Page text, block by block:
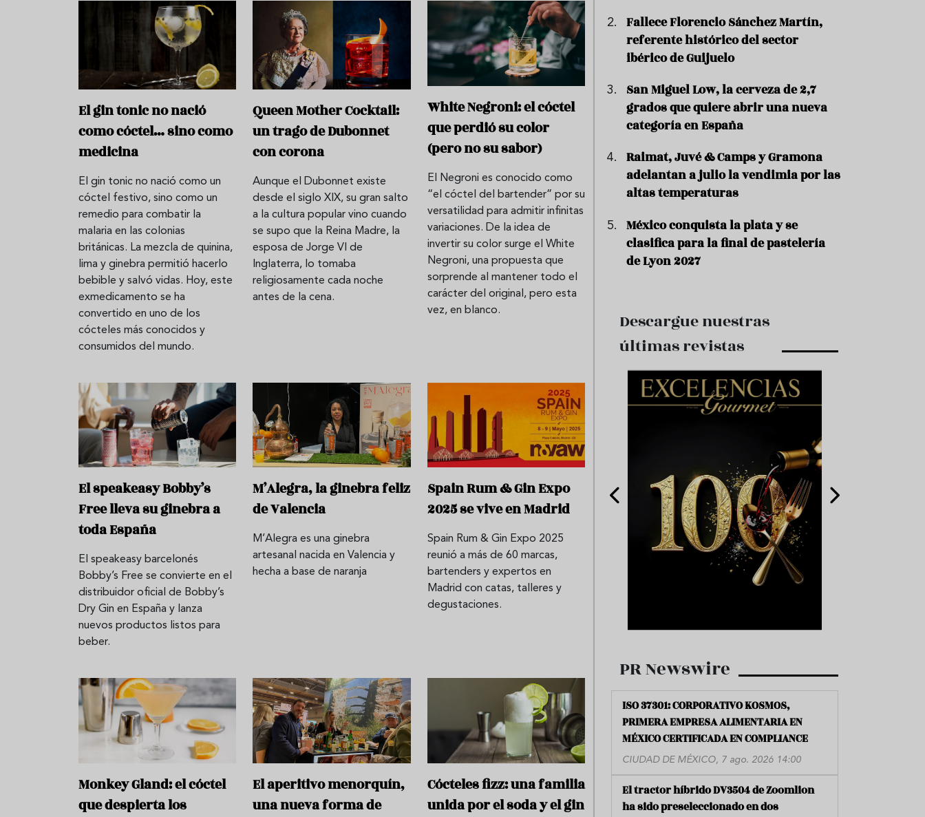
El gin tonic no nació
como cóctel… sino como
medicina
El gin tonic no nació como un
cóctel festivo, sino como un
remedio para combatir la
malaria en las colonias
británicas. La mezcla de quinina,
lima y ginebra permitió hacerlo
bebible y salvó vidas. Hoy, este
exmedicamento se ha
convertido en uno de los
cócteles más conocidos y
consumidos del mundo.
Queen Mother Cocktail:
un trago de Dubonnet
con corona
Aunque el Dubonnet existe
desde el siglo XIX, su gran salto
a la cultura popular vino cuando
se supo que la Reina Madre, la
esposa de Jorge VI de
Inglaterra, lo tomaba
religiosamente cada noche
antes de la cena.
White Negroni: el cóctel
que perdió su color
(pero no su sabor)
El Negroni es conocido como
“el cóctel del bartender” por su
versatilidad para admitir infinitas
variaciones. De la idea de
invertir su color surge el White
Negroni, una propuesta que
sorprende al mantener todo el
carácter del original, pero esta
vez, en blanco.
El speakeasy Bobby’s
Free lleva su ginebra a
toda España
El speakeasy barcelonés
Bobby’s Free se convierte en el
distribuidor oficial de Bobby’s
Dry Gin en España y lanza
nuevos productos listos para
beber.
M’Alegra, la ginebra feliz
de Valencia
M’Alegra es una ginebra
artesanal nacida en Valencia y
hecha a base de naranja
Spain Rum & Gin Expo
2025 se vive en Madrid
Spain Rum & Gin Expo 2025
reunió a más de 60 marcas,
bartenders y expertos en
Madrid con catas, talleres y
degustaciones.
Monkey Gland: el cóctel
que despierta los
El aperitivo menorquín,
una nueva forma de
Cócteles fizz: una familia
unida por el soda y el gin
Fallece Florencio Sánchez Martín,
referente histórico del sector
ibérico de Guijuelo
San Miguel Low, la cerveza de 2,7
grados que quiere abrir una nueva
categoría en España
Raimat, Juvé & Camps y Gramona
adelantan a julio la vendimia por las
altas temperaturas
México conquista la plata y se
clasifica para la final de pastelería
de Lyon 2027
Descargue nuestras
últimas revistas
PR Newswire
ISO 37301: CORPORATIVO KOSMOS,
PRIMERA EMPRESA ALIMENTARIA EN
MÉXICO CERTIFICADA EN COMPLIANCE
CIUDAD DE MÉXICO, 7 ago. 2026 14:00
El tractor híbrido DV3504 de Zoomlion
ha sido preseleccionado en dos